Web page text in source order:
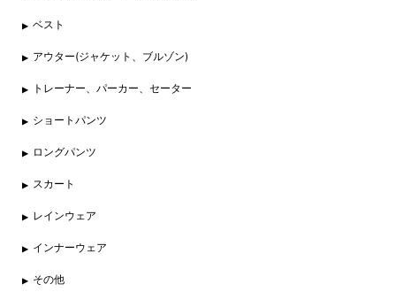
ベスト
アウター(ジャケット、ブルゾン)
トレーナー、パーカー、セーター
ショートパンツ
ロングパンツ
スカート
レインウェア
インナーウェア
その他